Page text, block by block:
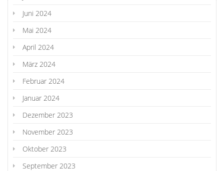
Juni 2024
Mai 2024
April 2024
März 2024
Februar 2024
Januar 2024
Dezember 2023
November 2023
Oktober 2023
September 2023